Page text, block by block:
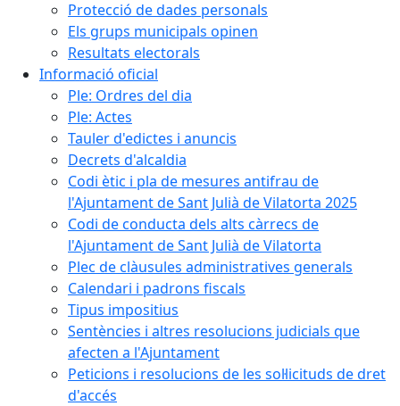
Protecció de dades personals
Els grups municipals opinen
Resultats electorals
Informació oficial
Ple: Ordres del dia
Ple: Actes
Tauler d'edictes i anuncis
Decrets d'alcaldia
Codi ètic i pla de mesures antifrau de
l'Ajuntament de Sant Julià de Vilatorta 2025
Codi de conducta dels alts càrrecs de
l'Ajuntament de Sant Julià de Vilatorta
Plec de clàusules administratives generals
Calendari i padrons fiscals
Tipus impositius
Sentències i altres resolucions judicials que
afecten a l'Ajuntament
Peticions i resolucions de les sol·licituds de dret
d'accés